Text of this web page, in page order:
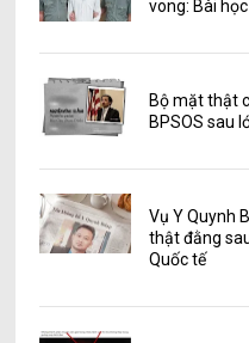
vong: Bài
Bộ mặt thật
BPSOS sau
Vụ Y Quynh
thật đằng
Quốc tế